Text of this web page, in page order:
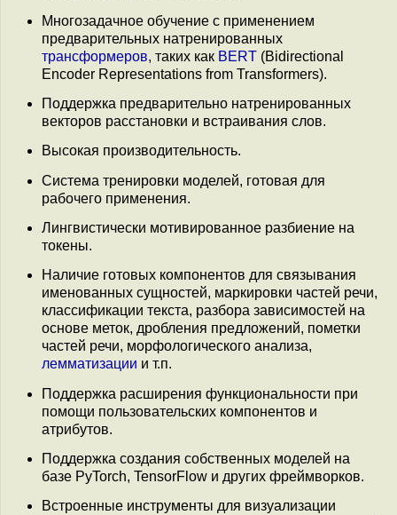
Многозадачное обучение с применением
предварительных натренированных
трансформеров, таких как BERT (Bidirectional
Encoder Representations from Transformers).
Поддержка предварительно натренированных
векторов расстановки и встраивания слов.
Высокая производительность.
Система тренировки моделей, готовая для
рабочего применения.
Лингвистически мотивированное разбиение на
токены.
Наличие готовых компонентов для cвязывания
именованных сущностей, маркировки частей речи,
классификации текста, разбора зависимостей на
основе меток, дробления предложений, пометки
частей речи, морфологического анализа,
лемматизации и т.п.
Поддержка расширения функциональности при
помощи пользовательских компонентов и
атрибутов.
Поддержка создания собственных моделей на
базе PyTorch, TensorFlow и других фреймворков.
Встроенные инструменты для визуализации